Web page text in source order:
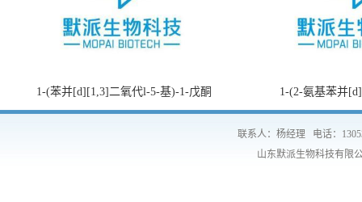
1-(苯并[d][1,3]二氧代l-5-基)-1-戊酮 1-(2-氨基苯并
联系人：杨经理 电话：
山东默派生物科技有限